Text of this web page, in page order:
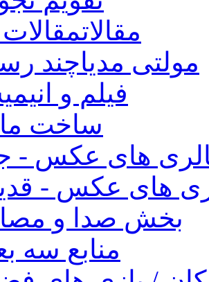
مقالات
مولتی مدیاچند
فیلم و
ساخت
های عکس -
های عکس -
بخش صدا و
منابع سه